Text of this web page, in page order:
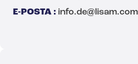
E-POSTA : info.de@lisam.com